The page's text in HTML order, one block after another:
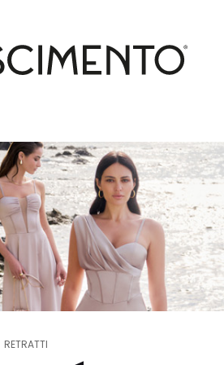
RETRATTI